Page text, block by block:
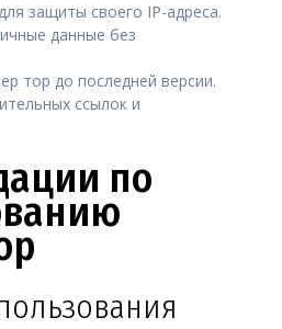
защиты своего IP-адреса.
данные без
тор до последней версии.
ссылок и
по